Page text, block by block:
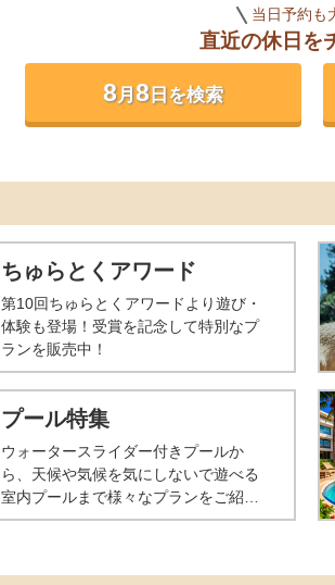
当日予約も
直近の休日を
8月8日を検索
ちゅらとくアワード
第10回ちゅらとくアワードより遊び・
体験も登場！受賞を記念して特別なプ
ランを販売中！
プール特集
ウォータースライダー付きプールか
ら、天候や気候を気にしないで遊べる
室内プールまで様々なプランをご紹介
◎